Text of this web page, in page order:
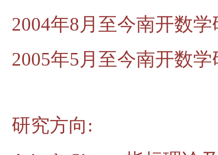
2004年8月至今南开数
2005年5月至今南开数
研究方向: